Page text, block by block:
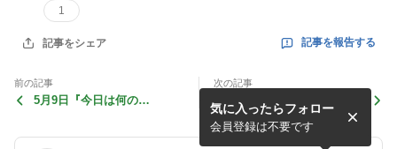
1
記事をシェア 記事を報告する
前の記事
5月9日『今日は何の
次の記事
5月7日 『今日は何の
日？』
気に入ったらフォロー
会員登録は不要です